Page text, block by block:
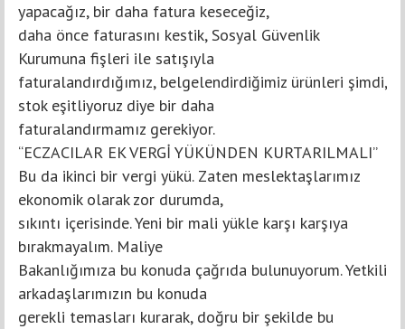
yapacağız, bir daha fatura keseceğiz,
daha önce faturasını kestik, Sosyal Güvenlik
Kurumuna fişleri ile satışıyla
faturalandırdığımız, belgelendirdiğimiz ürünleri şimdi,
stok eşitliyoruz diye bir daha
faturalandırmamız gerekiyor.
“ECZACILAR EK VERGİ YÜKÜNDEN KURTARILMALI”
Bu da ikinci bir vergi yükü. Zaten meslektaşlarımız
ekonomik olarak zor durumda,
sıkıntı içerisinde. Yeni bir mali yükle karşı karşıya
bırakmayalım. Maliye
Bakanlığımıza bu konuda çağrıda bulunuyorum. Yetkili
arkadaşlarımızın bu konuda
gerekli temasları kurarak, doğru bir şekilde bu